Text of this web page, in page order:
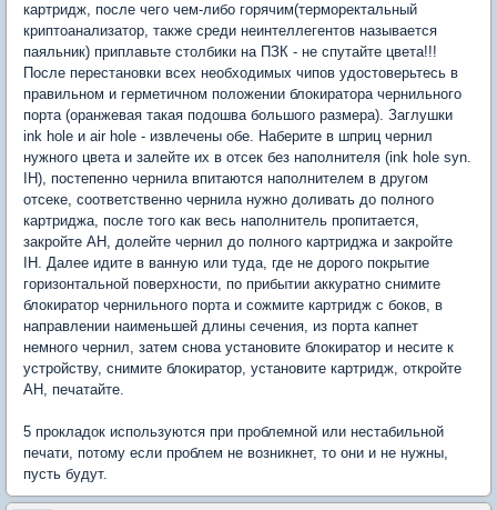
картридж, после чего чем-либо горячим(терморектальный
криптоанализатор, также среди неинтеллегентов называется
паяльник) приплавьте столбики на ПЗК - не спутайте цвета!!!
После перестановки всех необходимых чипов удостоверьтесь в
правильном и герметичном положении блокиратора чернильного
порта (оранжевая такая подошва большого размера). Заглушки
ink hole и air hole - извлечены обе. Наберите в шприц чернил
нужного цвета и залейте их в отсек без наполнителя (ink hole syn.
IH), постепенно чернила впитаются наполнителем в другом
отсеке, соответственно чернила нужно доливать до полного
картриджа, после того как весь наполнитель пропитается,
закройте AH, долейте чернил до полного картриджа и закройте
IH. Далее идите в ванную или туда, где не дорого покрытие
горизонтальной поверхности, по прибытии аккуратно снимите
блокиратор чернильного порта и сожмите картридж с боков, в
направлении наименьшей длины сечения, из порта капнет
немного чернил, затем снова установите блокиратор и несите к
устройству, снимите блокиратор, установите картридж, откройте
AH, печатайте.
5 прокладок используются при проблемной или нестабильной
печати, потому если проблем не возникнет, то они и не нужны,
пусть будут.